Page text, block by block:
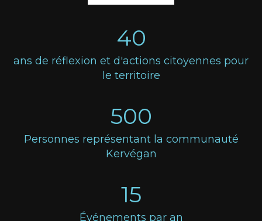
40
ans de réflexion et d'actions citoyennes pour
le territoire
500
Personnes représentant la communauté
Kervégan
15
Événements par an